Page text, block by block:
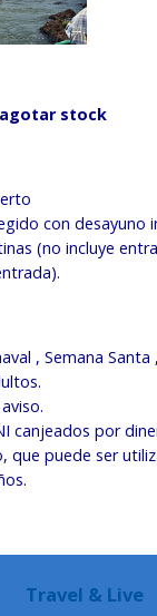
stock
con desayuno
(no incluye
, Semana Santa
canjeados por
que puede ser
Travel & Live